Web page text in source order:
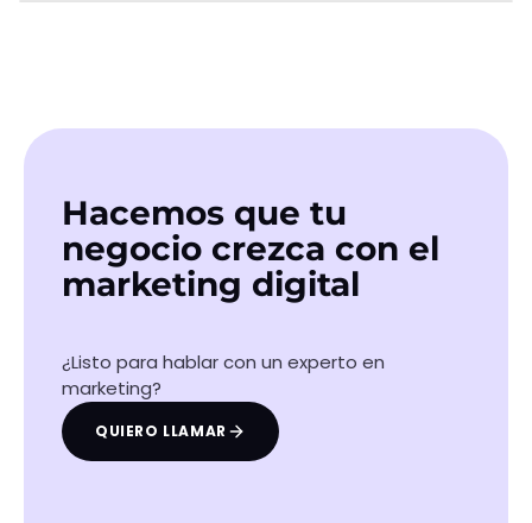
Hacemos que tu
negocio crezca con el
marketing digital
¿Listo para hablar con un experto en
marketing?
QUIERO LLAMAR